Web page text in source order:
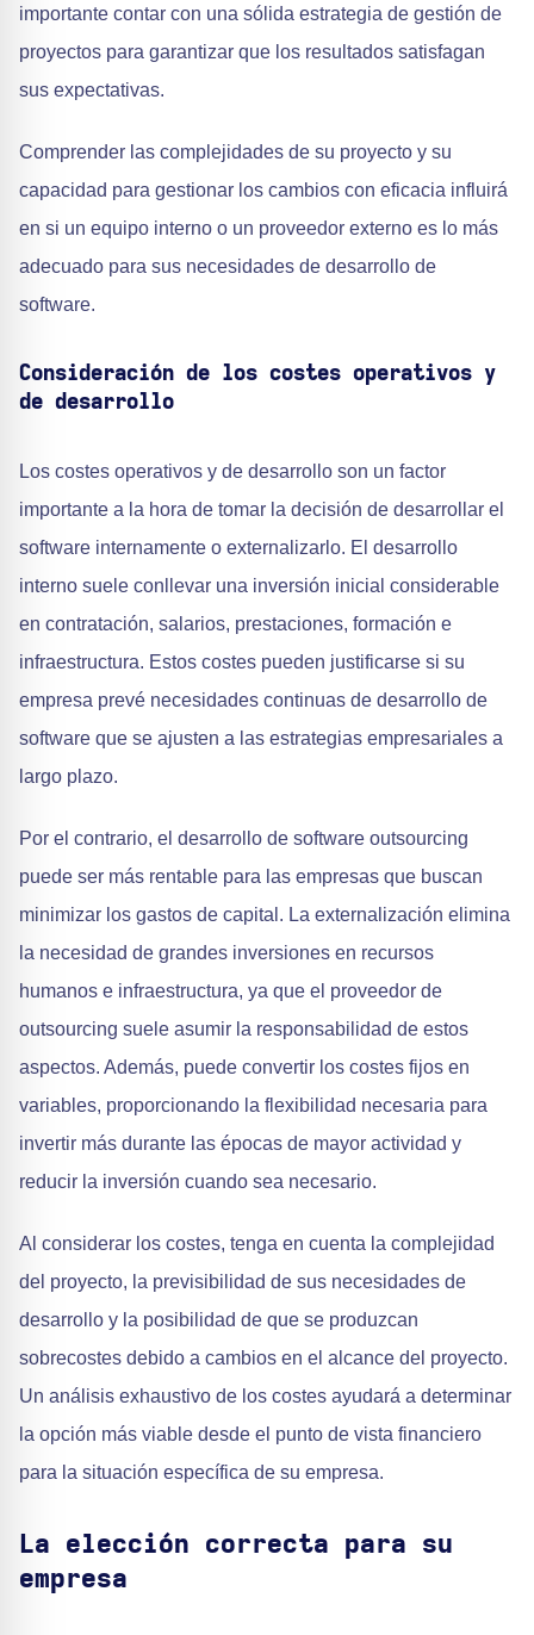
importante contar con una sólida estrategia de gestión de
proyectos para garantizar que los resultados satisfagan
sus expectativas.
Comprender las complejidades de su proyecto y su
capacidad para gestionar los cambios con eficacia influirá
en si un equipo interno o un proveedor externo es lo más
adecuado para sus necesidades de desarrollo de
software.
Consideración de los costes operativos y
de desarrollo
Los costes operativos y de desarrollo son un factor
importante a la hora de tomar la decisión de desarrollar el
software internamente o externalizarlo. El desarrollo
interno suele conllevar una inversión inicial considerable
en contratación, salarios, prestaciones, formación e
infraestructura. Estos costes pueden justificarse si su
empresa prevé necesidades continuas de desarrollo de
software que se ajusten a las estrategias empresariales a
largo plazo.
Por el contrario, el desarrollo de software outsourcing
puede ser más rentable para las empresas que buscan
minimizar los gastos de capital. La externalización elimina
la necesidad de grandes inversiones en recursos
humanos e infraestructura, ya que el proveedor de
outsourcing suele asumir la responsabilidad de estos
aspectos. Además, puede convertir los costes fijos en
variables, proporcionando la flexibilidad necesaria para
invertir más durante las épocas de mayor actividad y
reducir la inversión cuando sea necesario.
Al considerar los costes, tenga en cuenta la complejidad
del proyecto, la previsibilidad de sus necesidades de
desarrollo y la posibilidad de que se produzcan
sobrecostes debido a cambios en el alcance del proyecto.
Un análisis exhaustivo de los costes ayudará a determinar
la opción más viable desde el punto de vista financiero
para la situación específica de su empresa.
La elección correcta para su
empresa